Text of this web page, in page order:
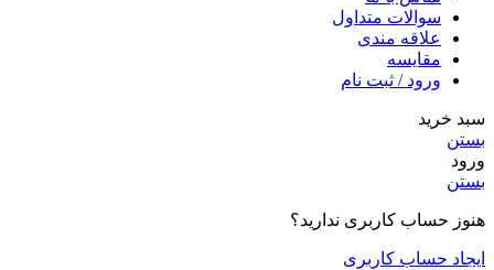
سوالات متداول
علاقه مندی
مقایسه
ورود / ثبت نام
سبد خرید
بستن
ورود
بستن
هنوز حساب کاربری ندارید؟
ایجاد حساب کاربری